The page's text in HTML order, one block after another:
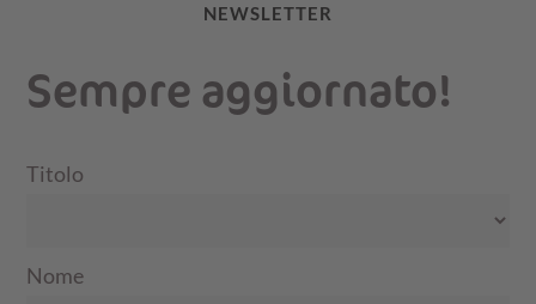
NEWSLETTER
Sempre aggiornato!
Titolo
Nome